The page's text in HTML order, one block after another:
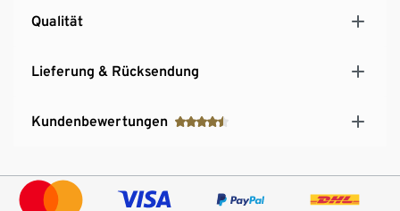
Qualität
Lieferung & Rücksendung
Kundenbewertungen